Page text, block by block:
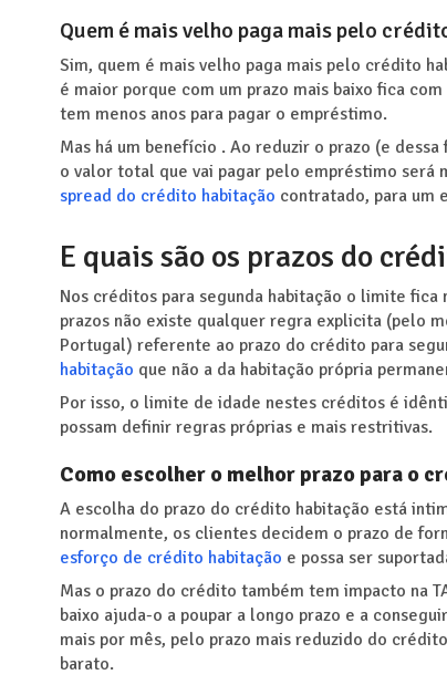
Quem é mais velho paga mais pelo
Sim, quem é mais velho paga mais pelo crédito
é maior porque com um prazo mais baixo fica
tem menos anos para pagar o empréstimo.
Mas há um benefício . Ao reduzir o prazo (e
o valor total que vai pagar pelo empréstimo será
spread do crédito habitação contratado, para um
E quais são os prazos do
Nos créditos para segunda habitação o limite
prazos não existe qualquer regra explicita (pelo
Portugal) referente ao prazo do crédito para
habitação que não a da habitação própria
Por isso, o limite de idade nestes créditos é
possam definir regras próprias e mais restritivas.
Como escolher o melhor prazo para o
A escolha do prazo do crédito habitação está
normalmente, os clientes decidem o prazo de
esforço de crédito habitação e possa ser
Mas o prazo do crédito também tem impacto na
baixo ajuda-o a poupar a longo prazo e a
mais por mês, pelo prazo mais reduzido do
barato.